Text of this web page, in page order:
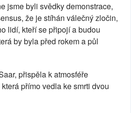
jsme byli svědky demonstrace,
že je stíhán válečný zločin,
lidí, kteří se připojí a budou
by byla před rokem a půl
přispěla k atmosféře
přímo vedla ke smrti dvou